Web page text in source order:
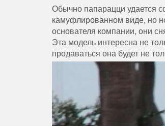
Обычно папарацци удается
камуфлированном виде, но
основателя компании, они
Эта модель интересна не
продаваться она будет не